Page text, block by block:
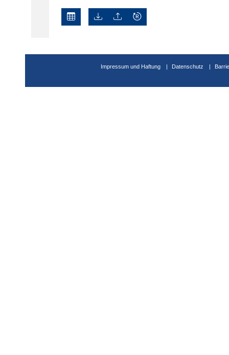
Impressum und Haftung Datenschutz